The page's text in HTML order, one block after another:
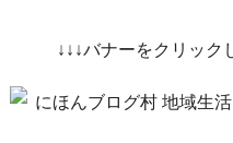
↓↓↓バナーをクリック